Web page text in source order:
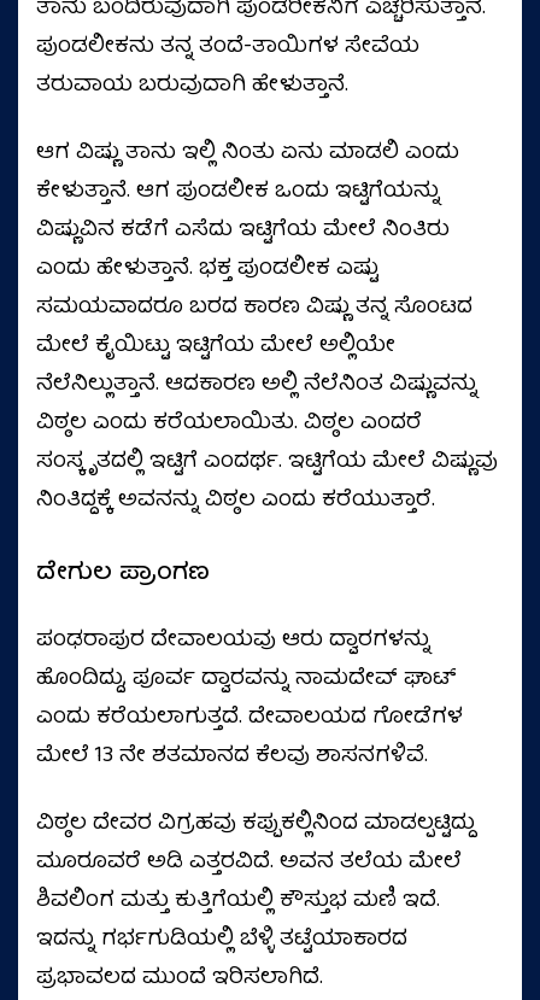
ತಾನು ಬಂದಿರುವುದಾಗಿ ಪುಂಡರೀಕನಿಗೆ ಎಚ್ಚರಿಸುತ್ತಾನೆ.
ಪುಂಡಲೀಕನು ತನ್ನ ತಂದೆ-ತಾಯಿಗಳ ಸೇವೆಯ
ತರುವಾಯ ಬರುವುದಾಗಿ ಹೇಳುತ್ತಾನೆ.
ಆಗ ವಿಷ್ಣು ತಾನು ಇಲ್ಲಿ ನಿಂತು ಏನು ಮಾಡಲಿ ಎಂದು
ಕೇಳುತ್ತಾನೆ. ಆಗ ಪುಂಡಲೀಕ ಒಂದು ಇಟ್ಟಿಗೆಯನ್ನು
ವಿಷ್ಣುವಿನ ಕಡೆಗೆ ಎಸೆದು ಇಟ್ಟಿಗೆಯ ಮೇಲೆ ನಿಂತಿರು
ಎಂದು ಹೇಳುತ್ತಾನೆ. ಭಕ್ತ ಪುಂಡಲೀಕ ಎಷ್ಟು
ಸಮಯವಾದರೂ ಬರದ ಕಾರಣ ವಿಷ್ಣು ತನ್ನ ಸೊಂಟದ
ಮೇಲೆ ಕೈಯಿಟ್ಟು ಇಟ್ಟಿಗೆಯ ಮೇಲೆ ಅಲ್ಲಿಯೇ
ನೆಲೆನಿಲ್ಲುತ್ತಾನೆ. ಆದಕಾರಣ ಅಲ್ಲಿ ನೆಲೆನಿಂತ ವಿಷ್ಣುವನ್ನು
ವಿಠ್ಠಲ ಎಂದು ಕರೆಯಲಾಯಿತು. ವಿಠ್ಠಲ ಎಂದರೆ
ಸಂಸ್ಕೃತದಲ್ಲಿ ಇಟ್ಟಿಗೆ ಎಂದರ್ಥ. ಇಟ್ಟಿಗೆಯ ಮೇಲೆ ವಿಷ್ಣುವು
ನಿಂತಿದ್ದಕ್ಕೆ ಅವನನ್ನು ವಿಠ್ಠಲ ಎಂದು ಕರೆಯುತ್ತಾರೆ.
ದೇಗುಲ ಪ್ರಾಂಗಣ
ಪಂಢರಾಪುರ ದೇವಾಲಯವು ಆರು ದ್ವಾರಗಳನ್ನು
ಹೊಂದಿದ್ದು, ಪೂರ್ವ ದ್ವಾರವನ್ನು ನಾಮದೇವ್ ಘಾಟ್
ಎಂದು ಕರೆಯಲಾಗುತ್ತದೆ. ದೇವಾಲಯದ ಗೋಡೆಗಳ
ಮೇಲೆ 13 ನೇ ಶತಮಾನದ ಕೆಲವು ಶಾಸನಗಳಿವೆ.
ವಿಠ್ಠಲ ದೇವರ ವಿಗ್ರಹವು ಕಪ್ಪುಕಲ್ಲಿನಿಂದ ಮಾಡಲ್ಪಟ್ಟಿದ್ದು
ಮೂರೂವರೆ ಅಡಿ ಎತ್ತರವಿದೆ. ಅವನ ತಲೆಯ ಮೇಲೆ
ಶಿವಲಿಂಗ ಮತ್ತು ಕುತ್ತಿಗೆಯಲ್ಲಿ ಕೌಸ್ತುಭ ಮಣಿ ಇದೆ.
ಇದನ್ನು ಗರ್ಭಗುಡಿಯಲ್ಲಿ ಬೆಳ್ಳಿ ತಟ್ಟೆಯಾಕಾರದ
ಪ್ರಭಾವಲದ ಮುಂದೆ ಇರಿಸಲಾಗಿದೆ.